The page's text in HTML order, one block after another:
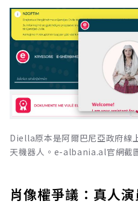
Diella原本是阿爾巴尼亞政府線
天機器人。e-albania.al官網截
肖像權爭議：真人